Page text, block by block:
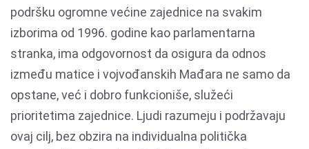
podršku ogromne većine zajednice na svakim
izborima od 1996. godine kao parlamentarna
stranka, ima odgovornost da osigura da odnos
između matice i vojvođanskih Mađara ne samo da
opstane, već i dobro funkcioniše, služeći
prioritetima zajednice. Ljudi razumeju i podržavaju
ovaj cilj, bez obzira na individualna politička